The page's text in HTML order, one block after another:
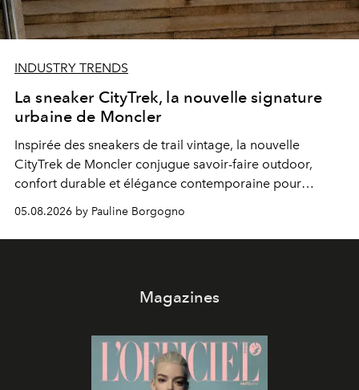
INDUSTRY TRENDS
La sneaker CityTrek, la nouvelle signature
urbaine de Moncler
Inspirée des sneakers de trail vintage, la nouvelle
CityTrek de Moncler conjugue savoir-faire outdoor,
confort durable et élégance contemporaine pour
accompagner les explorations du quotidien.
05.08.2026 by Pauline Borgogno
Magazines